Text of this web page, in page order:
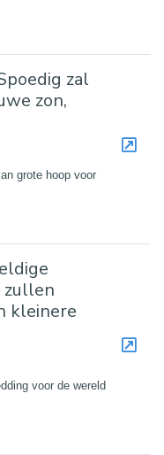
zal
zon,
grote hoop voor
zullen
kleinere
voor de wereld